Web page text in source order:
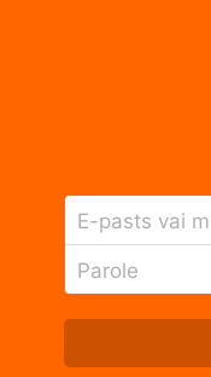
E-pasts vai
Parole